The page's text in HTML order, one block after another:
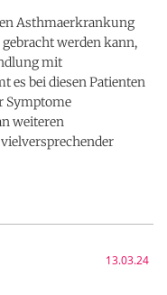
Asthmaerkrankung
werden kann,
mit
es bei diesen Patienten
Symptome
weiteren
13.03.24